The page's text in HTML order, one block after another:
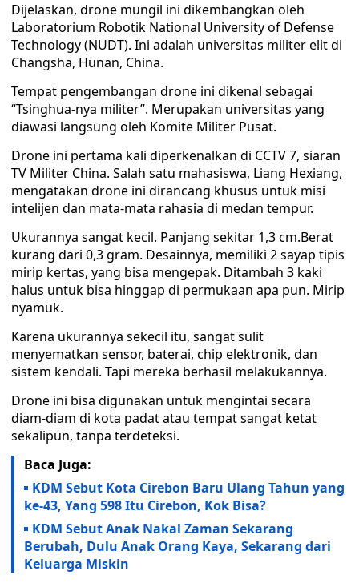
Dijelaskan, drone mungil ini dikembangkan oleh
Laboratorium Robotik National University of Defense
Technology (NUDT). Ini adalah universitas militer elit di
Changsha, Hunan, China.
Tempat pengembangan drone ini dikenal sebagai
“Tsinghua-nya militer”. Merupakan universitas yang
diawasi langsung oleh Komite Militer Pusat.
Drone ini pertama kali diperkenalkan di CCTV 7, siaran
TV Militer China. Salah satu mahasiswa, Liang Hexiang,
mengatakan drone ini dirancang khusus untuk misi
intelijen dan mata-mata rahasia di medan tempur.
Ukurannya sangat kecil. Panjang sekitar 1,3 cm.Berat
kurang dari 0,3 gram. Desainnya, memiliki 2 sayap tipis
mirip kertas, yang bisa mengepak. Ditambah 3 kaki
halus untuk bisa hinggap di permukaan apa pun. Mirip
nyamuk.
Karena ukurannya sekecil itu, sangat sulit
menyematkan sensor, baterai, chip elektronik, dan
sistem kendali. Tapi mereka berhasil melakukannya.
Drone ini bisa digunakan untuk mengintai secara
diam-diam di kota padat atau tempat sangat ketat
sekalipun, tanpa terdeteksi.
Baca Juga:
KDM Sebut Kota Cirebon Baru Ulang Tahun yang
ke-43, Yang 598 Itu Cirebon, Kok Bisa?
KDM Sebut Anak Nakal Zaman Sekarang
Berubah, Dulu Anak Orang Kaya, Sekarang dari
Keluarga Miskin